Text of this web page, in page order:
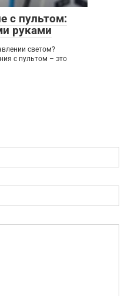
с пультом:
руками
светом?
с пультом – это